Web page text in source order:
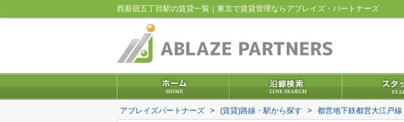
西新宿五丁目駅の賃貸一覧｜東京で賃貸管理ならアブレイズ・パートナーズ
アブレイズパートナーズ > (賃貸)路線・駅から探す > 都営地下鉄都営大江戸線